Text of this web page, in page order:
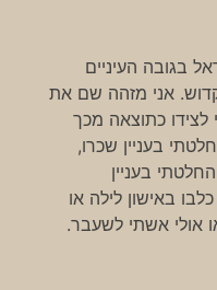
בגובה העיניים
אני מזהה שם את
לצידו כתוצאה מכך
בעניין שכרו,
בעניין
באישון לילה או
אולי אשתי לשעבר.